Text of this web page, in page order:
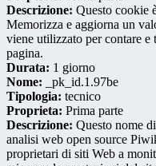
Descrizione: Questo cookie
Memorizza e aggiorna un
viene utilizzato per contare
pagina.
Durata: 1 giorno
Nome: _pk_id.1.97be
Tipologia: tecnico
Proprieta: Prima parte
Descrizione: Questo nome
analisi web open source
proprietari di siti Web a